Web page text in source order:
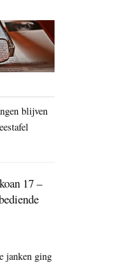
blijven
17 –
janken ging